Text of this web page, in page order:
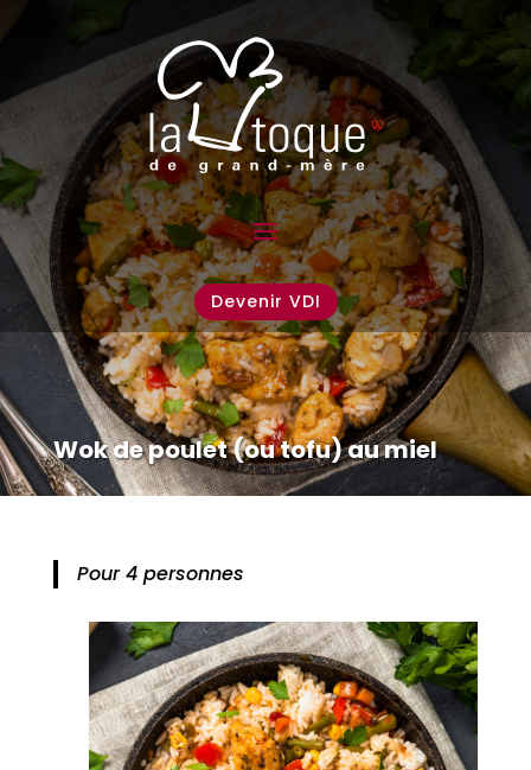
Devenir VDI
Wok de poulet (ou tofu) au miel
Pour 4 personnes